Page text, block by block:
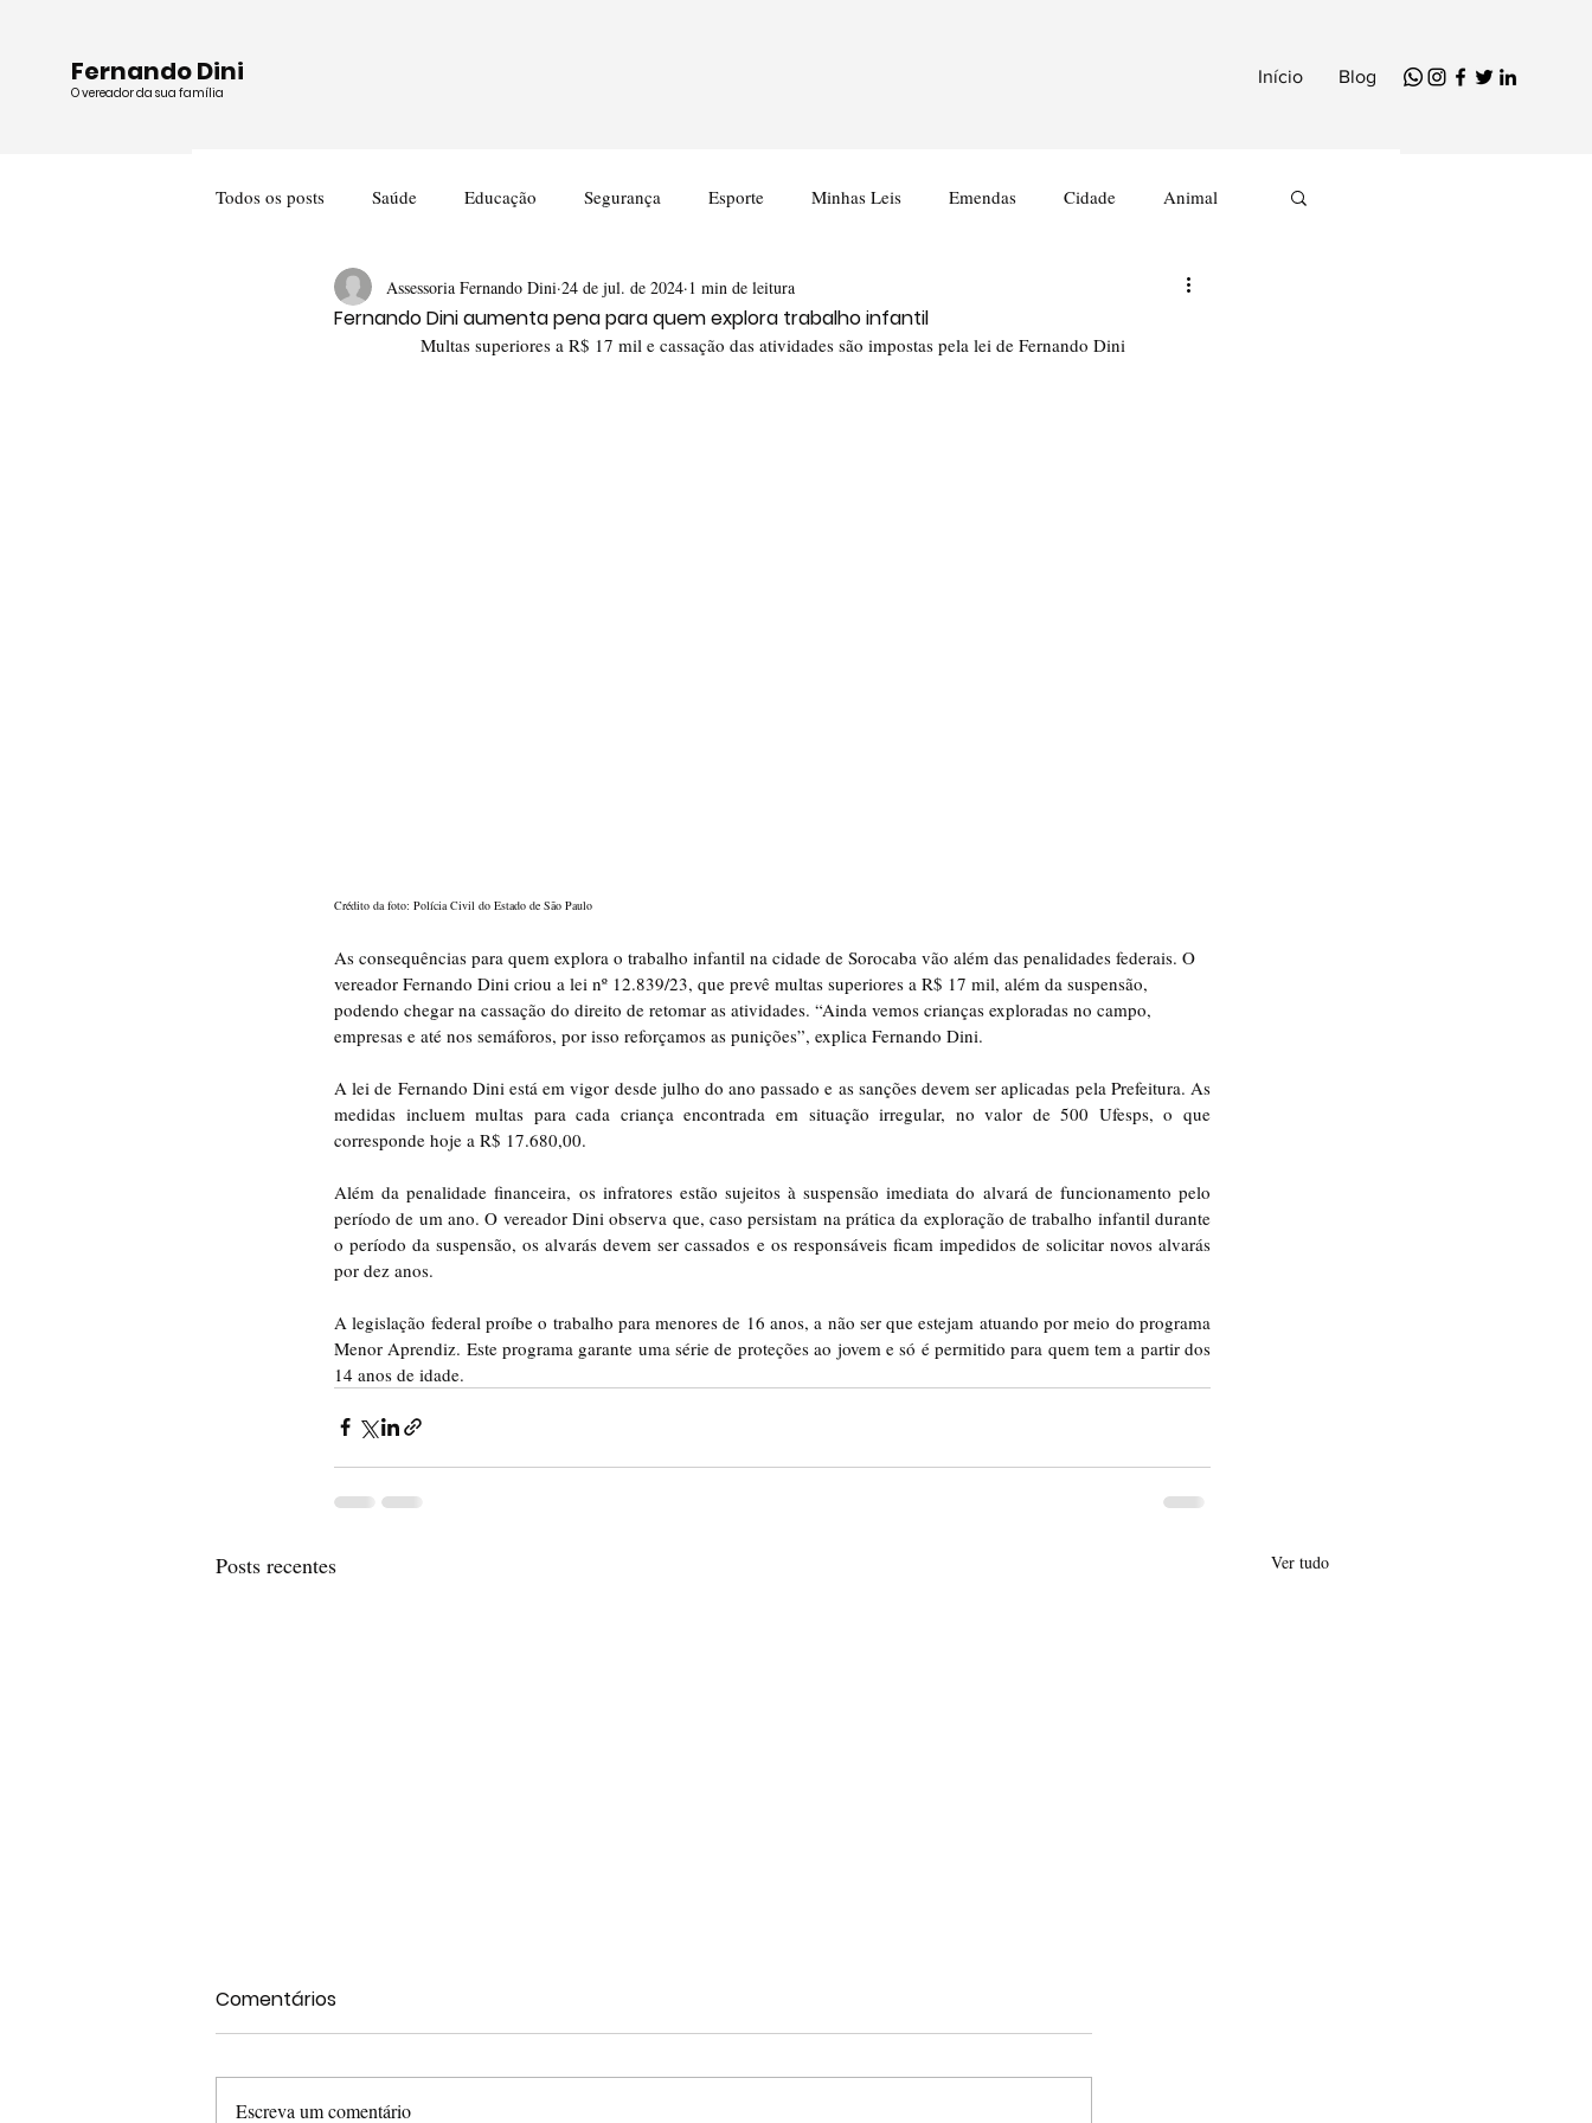
Fernando Dini
O vereador da sua família
Início Blog
Todos os posts Saúde Educação Segurança Esporte Minhas Leis Emendas Cidade Animal
Meio Ambiente
Fernando Dini aumenta pena para quem explora trabalho infantil
Assessoria Fernando Dini 24 de jul. de 2024 1 min de leitura
Multas superiores a R$ 17 mil e cassação das atividades são impostas pela lei de Fernando Dini
Crédito da foto: Polícia Civil do Estado de São Paulo
As consequências para quem explora o trabalho infantil na cidade de Sorocaba vão além das penalidades federais. O
vereador Fernando Dini criou a lei nº 12.839/23, que prevê multas superiores a R$ 17 mil, além da suspensão,
podendo chegar na cassação do direito de retomar as atividades. “Ainda vemos crianças exploradas no campo,
empresas e até nos semáforos, por isso reforçamos as punições”, explica Fernando Dini.
A lei de Fernando Dini está em vigor desde julho do ano passado e as sanções devem ser aplicadas pela Prefeitura. As
medidas incluem multas para cada criança encontrada em situação irregular, no valor de 500 Ufesps, o que
corresponde hoje a R$ 17.680,00.
Além da penalidade financeira, os infratores estão sujeitos à suspensão imediata do alvará de funcionamento pelo
período de um ano. O vereador Dini observa que, caso persistam na prática da exploração de trabalho infantil durante
o período da suspensão, os alvarás devem ser cassados e os responsáveis ficam impedidos de solicitar novos alvarás
por dez anos.
A legislação federal proíbe o trabalho para menores de 16 anos, a não ser que estejam atuando por meio do programa
Menor Aprendiz. Este programa garante uma série de proteções ao jovem e só é permitido para quem tem a partir dos
14 anos de idade.
Posts recentes Ver tudo
Comentários
Escreva um comentário